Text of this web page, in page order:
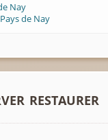
Nay
de Nay
restaurer